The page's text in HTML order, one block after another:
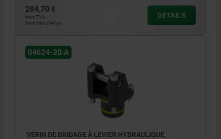
4) contour de montage
5) bords arrondis
6) desserrer
8) serrer
284,70 €
hors TVA
hors frais d’envoi
DÉTAILS
04624-20 A
VÉRIN DE BRIDAGE À LEVIER HYDRAULIQUE,